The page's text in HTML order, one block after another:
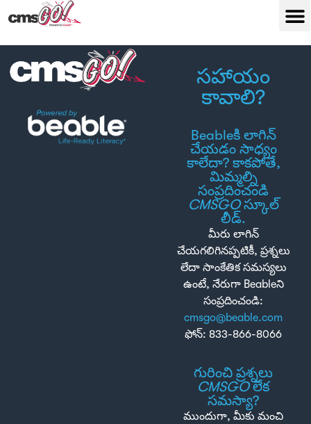
సహాయం
కావాలి?
Beableకి లాగిన్
చేయడం సాధ్యం
కాలేదా? కాకపోతే,
మిమ్మల్ని
సంప్రదించండి
CMSGOస్కూల్
లీడ్.
మీరు లాగిన్
చేయగలిగినప్పటికీ, ప్రశ్నలు
లేదా సాంకేతిక సమస్యలు
ఉంటే, నేరుగా Beableని
సంప్రదించండి:
cmsgo@beable.com
ఫోన్: 833-866-8066
గురించి ప్రశ్నలు
CMSGOలేక
సమస్యా?
ముందుగా, మీకు మంచి